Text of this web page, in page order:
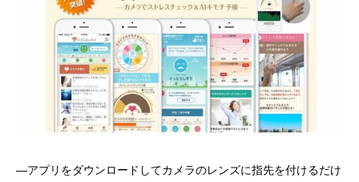
―アプリをダウンロードしてカメラのレンズに指先を付けるだけ